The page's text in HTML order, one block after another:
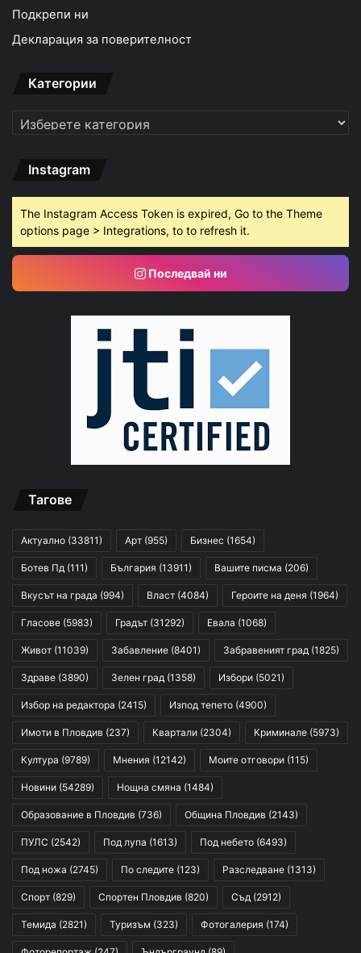
Подкрепи ни
Декларация за поверителност
Категории
Категории
Instagram
The Instagram Access Token is expired, Go to the Theme
options page > Integrations, to to refresh it.
Последвай ни
Тагове
Актуално (33811) Арт (955) Бизнес (1654)
Ботев Пд (111) България (13911) Вашите писма (206)
Вкусът на града (994) Власт (4084) Героите на деня (1964)
Гласове (5983) Градът (31292) Евала (1068)
Живот (11039) Забавление (8401) Забравеният град (1825)
Здраве (3890) Зелен град (1358) Избори (5021)
Избор на редактора (2415) Изпод тепето (4900)
Имоти в Пловдив (237) Квартали (2304) Криминале (5973)
Култура (9789) Мнения (12142) Моите отговори (115)
Новини (54289) Нощна смяна (1484)
Образование в Пловдив (736) Община Пловдив (2143)
ПУЛС (2542) Под лупа (1613) Под небето (6493)
Под ножа (2745) По следите (123) Разследване (1313)
Спорт (829) Спортен Пловдив (820) Съд (2912)
Темида (2821) Туризъм (323) Фотогалерия (174)